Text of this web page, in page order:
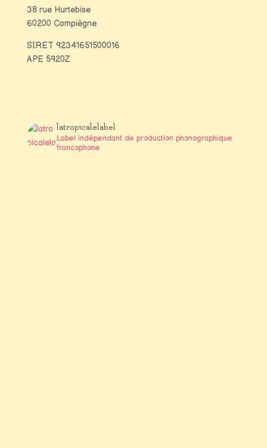
38 rue Hurtebise
60200 Compiègne
SIRET 92341651500016
APE 5920Z
latropicalelabel
Label indépendant de production phonographique
francophone